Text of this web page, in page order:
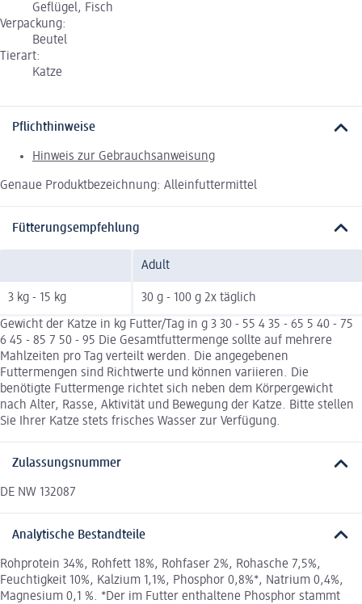
Geflügel, Fisch
Verpackung:
Beutel
Tierart:
Katze
Pflichthinweise
Hinweis zur Gebrauchsanweisung
Genaue Produktbezeichnung: Alleinfuttermittel
Fütterungsempfehlung
Adult
3 kg - 15 kg 30 g - 100 g 2x täglich
Gewicht der Katze in kg Futter/Tag in g 3 30 - 55 4 35 - 65 5 40 - 75
6 45 - 85 7 50 - 95 Die Gesamtfuttermenge sollte auf mehrere
Mahlzeiten pro Tag verteilt werden. Die angegebenen
Futtermengen sind Richtwerte und können variieren. Die
benötigte Futtermenge richtet sich neben dem Körpergewicht
nach Alter, Rasse, Aktivität und Bewegung der Katze. Bitte stellen
Sie Ihrer Katze stets frisches Wasser zur Verfügung.
Zulassungsnummer
DE NW 132087
Analytische Bestandteile
Rohprotein 34%, Rohfett 18%, Rohfaser 2%, Rohasche 7,5%,
Feuchtigkeit 10%, Kalzium 1,1%, Phosphor 0,8%*, Natrium 0,4%,
Magnesium 0,1 %. *Der im Futter enthaltene Phosphor stammt